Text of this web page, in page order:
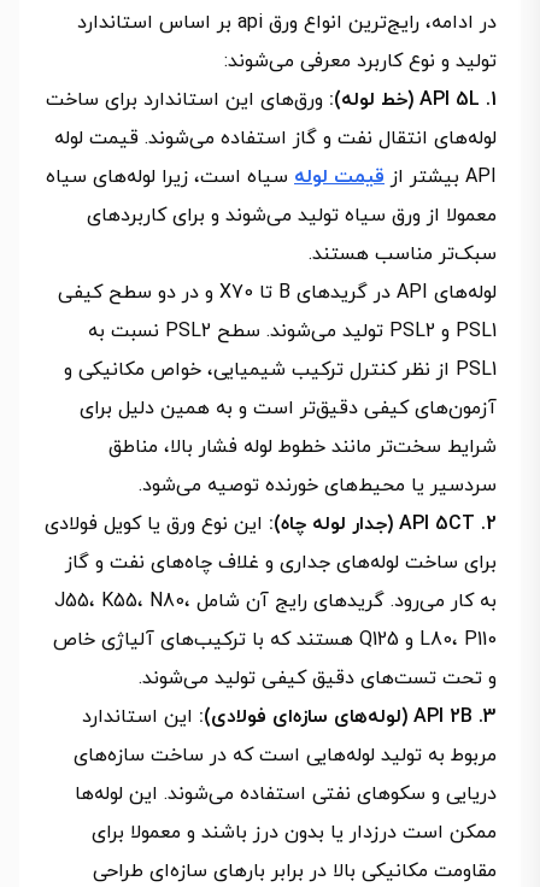
در ادامه، رایج‌ترین انواع ورق api بر اساس استاندارد
تولید و نوع کاربرد معرفی می‌شوند:
1. API 5L (خط لوله):
ورق‌های این استاندارد برای ساخت
لوله‌های انتقال نفت و گاز استفاده می‌شوند. قیمت لوله
API بیشتر از
قیمت لوله سیاه است، زیرا لوله‌های سیاه
معمولا از ورق‌ سیاه تولید می‌شوند و برای کاربردهای
سبک‌تر مناسب‌ هستند.
لوله‌های API در گریدهای B تا X70 و در دو سطح کیفی
PSL1 و PSL2 تولید می‌شوند. سطح PSL2 نسبت به
PSL1 از نظر کنترل ترکیب شیمیایی، خواص مکانیکی و
آزمون‌های کیفی دقیق‌تر است و به همین دلیل برای
شرایط سخت‌تر مانند خطوط لوله فشار بالا، مناطق
سردسیر یا محیط‌های خورنده توصیه می‌شود.
2. API 5CT (جدار لوله چاه):
این نوع ورق یا کویل فولادی
برای ساخت لوله‌های جداری و غلاف چاه‌های نفت و گاز
به کار می‌رود. گریدهای رایج آن شامل J55، K55، N80،
L80، P110 و Q125 هستند که با ترکیب‌های آلیاژی خاص
و تحت تست‌های دقیق کیفی تولید می‌شوند.
3. API 2B (لوله‌های سازه‌ای فولادی):
این استاندارد
مربوط به تولید لوله‌هایی است که در ساخت سازه‌های
دریایی و سکوهای نفتی استفاده می‌شوند. این لوله‌ها
ممکن است درزدار یا بدون درز باشند و معمولا برای
مقاومت مکانیکی بالا در برابر بارهای سازه‌ای طراحی